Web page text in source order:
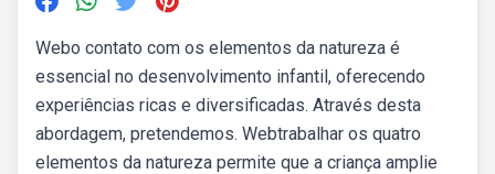
Webo contato com os elementos da natureza é
essencial no desenvolvimento infantil, oferecendo
experiências ricas e diversificadas. Através desta
abordagem, pretendemos. Webtrabalhar os quatro
elementos da natureza permite que a criança amplie